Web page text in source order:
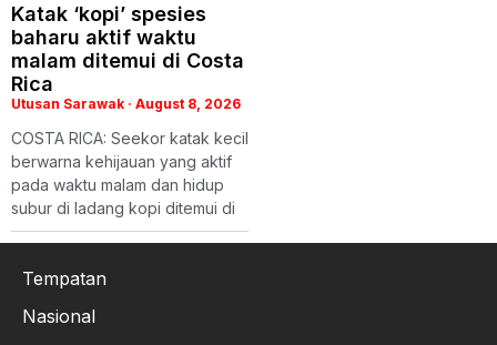
Katak ‘kopi’ spesies
baharu aktif waktu
malam ditemui di Costa
Rica
Utusan Sarawak August 8, 2026
COSTA RICA: Seekor katak kecil
berwarna kehijauan yang aktif
pada waktu malam dan hidup
subur di ladang kopi ditemui di
Tempatan
Nasional